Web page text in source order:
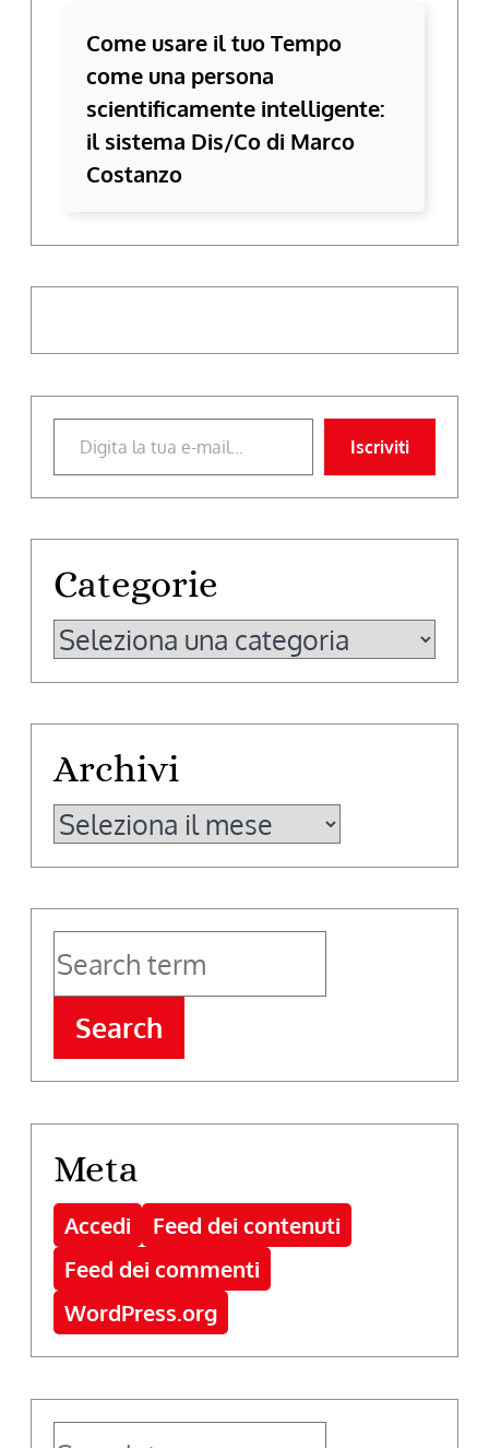
Come usare il tuo Tempo
come una persona
scientificamente intelligente:
il sistema Dis/Co di Marco
Costanzo
Digita la tua e-mail...
Iscriviti
Categorie
Categorie
Archivi
Archivi
Search
Meta
Accedi
Feed dei contenuti
Feed dei commenti
WordPress.org